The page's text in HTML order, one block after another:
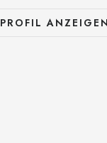
PROFIL ANZEIGEN